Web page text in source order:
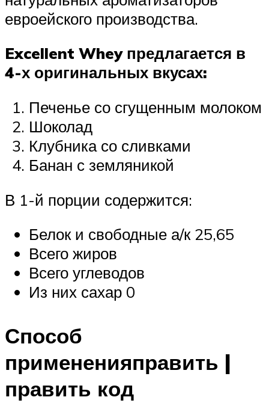
евроейского производства.
Excellent Whey предлагается в
4-х оригинальных вкусах:
Печенье со сгущенным молоком
Шоколад
Клубника со сливками
Банан с земляникой
В 1-й порции содержится:
Белок и свободные а/к 25,65
Всего жиров
Всего углеводов
Из них сахар 0
Способ
примененияправить |
править код